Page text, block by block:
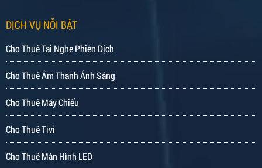
DỊCH VỤ NỖI BẬT
Cho Thuê Tai Nghe Phiên Dịch
Cho Thuê Âm Thanh Ánh Sáng
Cho Thuê Máy Chiếu
Cho Thuê Tivi
Cho Thuê Màn Hình LED